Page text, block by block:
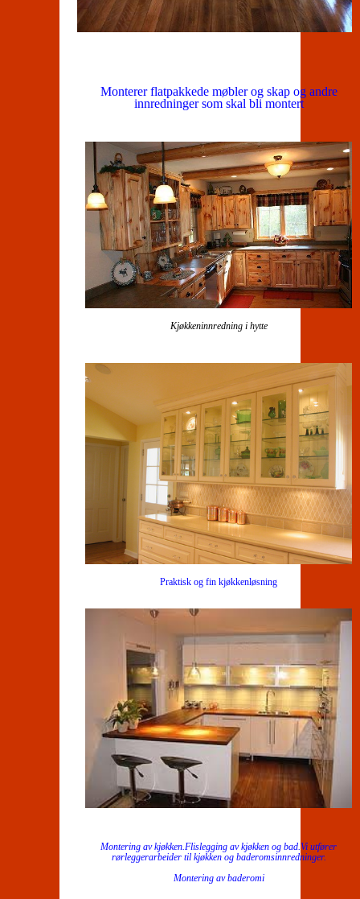
Monterer flatpakkede møbler og skap og andre
innredninger som skal bli montert
Kjøkkeninnredning i hytte
Praktisk og fin kjøkkenløsning
Montering av kjøkken.Flislegging av kjøkken og bad.Vi utfører
rørleggerarbeider til kjøkken og baderomsinnredninger.
Montering av baderomi